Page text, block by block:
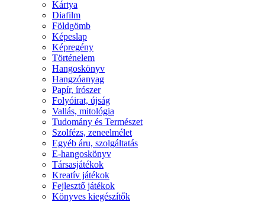
Kártya
Diafilm
Földgömb
Képeslap
Képregény
Történelem
Hangoskönyv
Hangzóanyag
Papír, írószer
Folyóirat, újság
Vallás, mitológia
Tudomány és Természet
Szolfézs, zeneelmélet
Egyéb áru, szolgáltatás
E-hangoskönyv
Társasjátékok
Kreatív játékok
Fejlesztő játékok
Könyves kiegészítők